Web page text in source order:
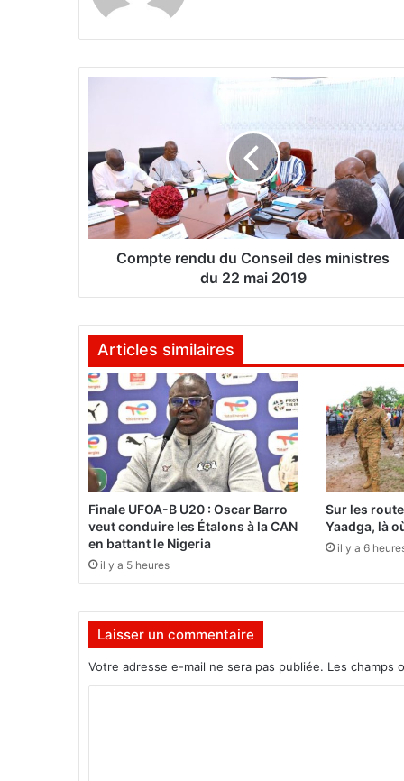
te
t
e
r
e
n
d
C
n
s
e
i
l
d
s
m
i
n
t
s
Compte rendu du Conseil des ministres
du 22 mai 2019
Articles similaires
Finale UFOA-B U20 : Oscar Barro
veut conduire les Étalons à la CAN
en battant le Nigeria
il y a 5 heures
Sur les
Yaadga, là
il y a 6
Laisser un commentaire
Votre adresse e-mail ne sera pas publiée. Les champs